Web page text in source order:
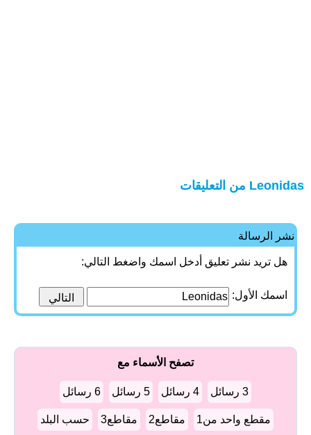
Leonidas من التعليقات
نشر الرسالة
هل تريد نشر تعليق أدخل اسمك واضغط التالي:
اسمك الأول:
تصفح الأسماء مع
3 رسائل 4 رسائل 5 رسائل 6 رسائل
مقطع واحد من1 مقاطع2 مقاطع3 حسب البلد